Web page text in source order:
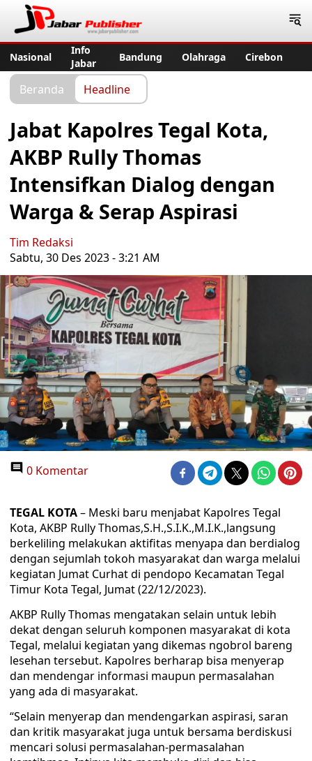
Nasional
Info
Jabar
Bandung Olahraga Cirebon
Beranda Headline
Jabat Kapolres Tegal Kota,
AKBP Rully Thomas
Intensifkan Dialog dengan
Warga & Serap Aspirasi
Tim Redaksi
Sabtu, 30 Des 2023 - 3:21 AM
0 Komentar
TEGAL KOTA– Meski baru menjabat Kapolres Tegal
Kota, AKBP Rully Thomas,S.H.,S.I.K.,M.I.K.,langsung
berkeliling melakukan aktifitas menyapa dan berdialog
dengan sejumlah tokoh masyarakat dan warga melalui
kegiatan Jumat Curhat di pendopo Kecamatan Tegal
Timur Kota Tegal, Jumat (22/12/2023).
AKBP Rully Thomas mengatakan selain untuk lebih
dekat dengan seluruh komponen masyarakat di kota
Tegal, melalui kegiatan yang dikemas ngobrol bareng
lesehan tersebut. Kapolres berharap bisa menyerap
dan mendengar informasi maupun permasalahan
yang ada di masyarakat.
“Selain menyerap dan mendengarkan aspirasi, saran
dan kritik masyarakat juga untuk bersama berdiskusi
mencari solusi permasalahan-permasalahan